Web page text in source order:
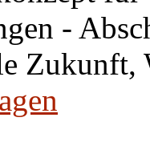
-
Zukunft,